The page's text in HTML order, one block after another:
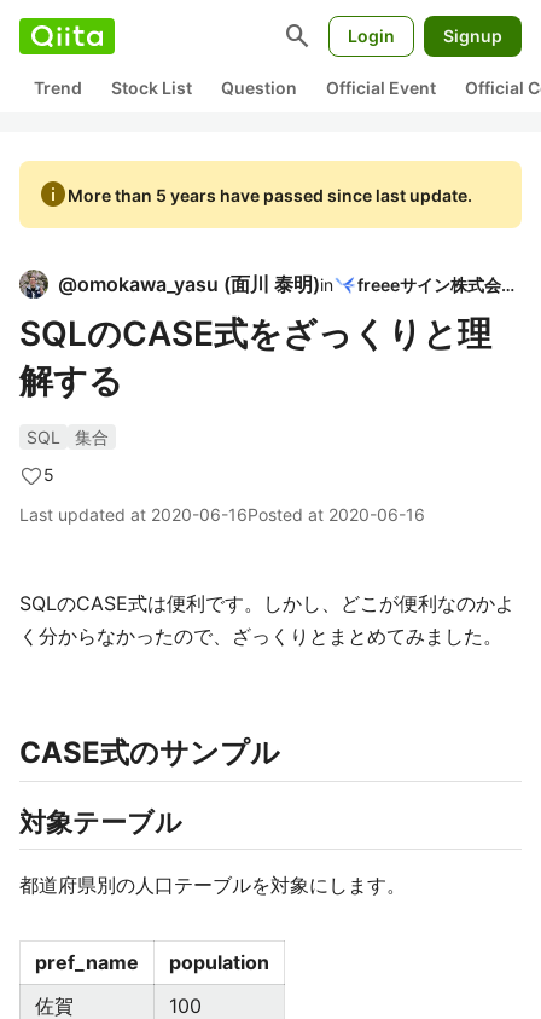
search Login Signup
Trend Stock List Question Official Event Official
infoMore than 5 years have passed since last update.
@omokawa_yasu (面川 泰明)in freeeサイン株式会社
SQLのCASE式をざっくりと理
解する
SQL
集合
5
Last updated at 2020-06-16Posted at 2020-06-16
SQLのCASE式は便利です。しかし、どこが便利なのかよ
く分からなかったので、ざっくりとまとめてみました。
CASE式のサンプル
対象テーブル
都道府県別の人口テーブルを対象にします。
pref_name
population
佐賀
100